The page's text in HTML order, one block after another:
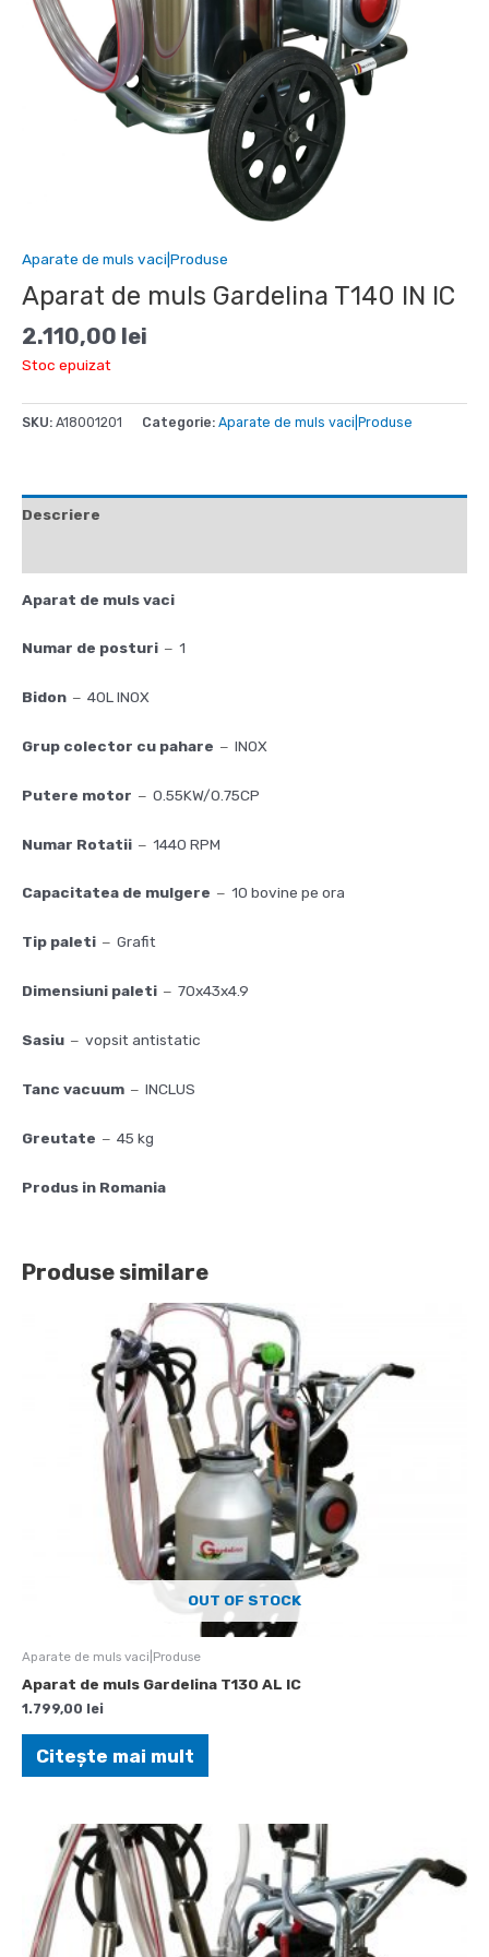
Aparate de muls vaci|Produse
Aparat de muls Gardelina T140 IN IC
2.110,00 lei
Stoc epuizat
SKU: A18001201 Categorie: Aparate de muls vaci|Produse
Descriere
Aparat de muls vaci
Numar de posturi – 1
Bidon – 40L INOX
Grup colector cu pahare – INOX
Putere motor – 0.55KW/0.75CP
Numar Rotatii – 1440 RPM
Capacitatea de mulgere – 10 bovine pe ora
Tip paleti – Grafit
Dimensiuni paleti – 70x43x4.9
Sasiu – vopsit antistatic
Tanc vacuum – INCLUS
Greutate – 45 kg
Produs in Romania
Produse similare
OUT OF STOCK
Aparate de muls vaci|Produse
Aparat de muls Gardelina T130 AL IC
1.799,00 lei
Citește mai mult